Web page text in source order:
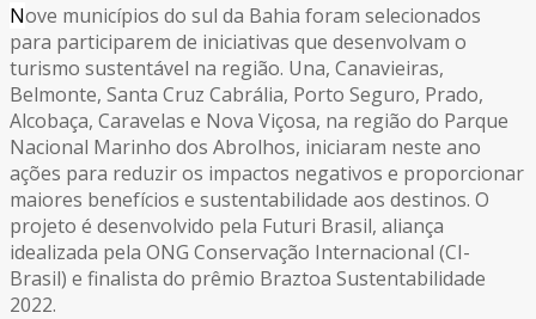
Nove municípios do sul da Bahia foram selecionados
para participarem de iniciativas que desenvolvam o
turismo sustentável na região. Una, Canavieiras,
Belmonte, Santa Cruz Cabrália, Porto Seguro, Prado,
Alcobaça, Caravelas e Nova Viçosa, na região do Parque
Nacional Marinho dos Abrolhos, iniciaram neste ano
ações para reduzir os impactos negativos e proporcionar
maiores benefícios e sustentabilidade aos destinos. O
projeto é desenvolvido pela Futuri Brasil, aliança
idealizada pela ONG Conservação Internacional (CI-
Brasil) e finalista do prêmio Braztoa Sustentabilidade
2022.